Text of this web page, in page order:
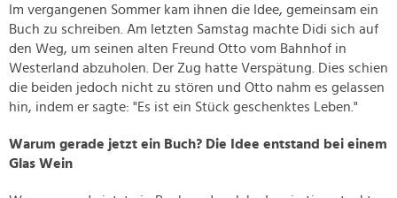
Im vergangenen Sommer kam ihnen die Idee, gemeinsam ein
Buch zu schreiben. Am letzten Samstag machte Didi sich auf
den Weg, um seinen alten Freund Otto vom Bahnhof in
Westerland abzuholen. Der Zug hatte Verspätung. Dies schien
die beiden jedoch nicht zu stören und Otto nahm es gelassen
hin, indem er sagte: "Es ist ein Stück geschenktes Leben."
Warum gerade jetzt ein Buch? Die Idee entstand bei einem
Glas Wein